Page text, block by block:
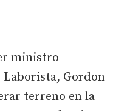
ministro
Gordon
terreno en la